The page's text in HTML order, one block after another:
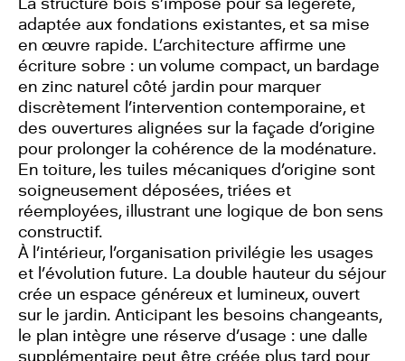
adaptée aux fondations existantes, et sa mise
en œuvre rapide. L’architecture affirme une
écriture sobre : un volume compact, un bardage
en zinc naturel côté jardin pour marquer
discrètement l’intervention contemporaine, et
des ouvertures alignées sur la façade d’origine
pour prolonger la cohérence de la modénature.
En toiture, les tuiles mécaniques d’origine sont
soigneusement déposées, triées et
réemployées, illustrant une logique de bon sens
constructif.
À l’intérieur, l’organisation privilégie les usages
et l’évolution future. La double hauteur du séjour
crée un espace généreux et lumineux, ouvert
sur le jardin. Anticipant les besoins changeants,
le plan intègre une réserve d’usage : une dalle
supplémentaire peut être créée plus tard pour